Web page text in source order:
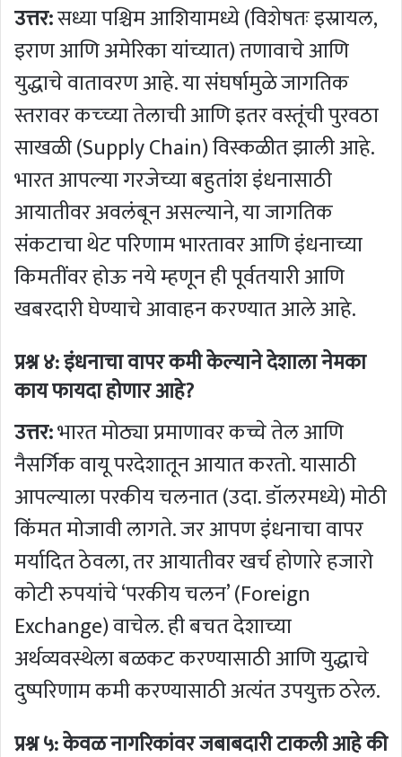
उत्तर:सध्या पश्चिम आशियामध्ये (विशेषतः इस्रायल,
इराण आणि अमेरिका यांच्यात) तणावाचे आणि
युद्धाचे वातावरण आहे. या संघर्षामुळे जागतिक
स्तरावर कच्च्या तेलाची आणि इतर वस्तूंची पुरवठा
साखळी (Supply Chain) विस्कळीत झाली आहे.
भारत आपल्या गरजेच्या बहुतांश इंधनासाठी
आयातीवर अवलंबून असल्याने, या जागतिक
संकटाचा थेट परिणाम भारतावर आणि इंधनाच्या
किमतींवर होऊ नये म्हणून ही पूर्वतयारी आणि
खबरदारी घेण्याचे आवाहन करण्यात आले आहे.
प्रश्न ४: इंधनाचा वापर कमी केल्याने देशाला नेमका
काय फायदा होणार आहे?
उत्तर:भारत मोठ्या प्रमाणावर कच्चे तेल आणि
नैसर्गिक वायू परदेशातून आयात करतो. यासाठी
आपल्याला परकीय चलनात (उदा. डॉलरमध्ये) मोठी
किंमत मोजावी लागते. जर आपण इंधनाचा वापर
मर्यादित ठेवला, तर आयातीवर खर्च होणारे हजारो
कोटी रुपयांचे ‘परकीय चलन’ (Foreign
Exchange) वाचेल. ही बचत देशाच्या
अर्थव्यवस्थेला बळकट करण्यासाठी आणि युद्धाचे
दुष्परिणाम कमी करण्यासाठी अत्यंत उपयुक्त ठरेल.
प्रश्न ५: केवळ नागरिकांवर जबाबदारी टाकली आहे की